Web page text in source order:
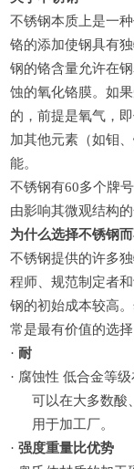
不锈钢本质上是一
铬的添加使钢具有
钢的铬含量允许在
蚀的氧化铬膜。如
的，前提是氧气，
加其他元素（如钼
能。
不锈钢有60多个牌
由影响其微观结构
为什么选择不锈钢
不锈钢提供的许多
程师、规范制定者
钢的初始成本较高
常是最有价值的选
·耐
· 腐蚀性 低合金等
可以在大多数酸
用于加工厂。
·强度重量比优势